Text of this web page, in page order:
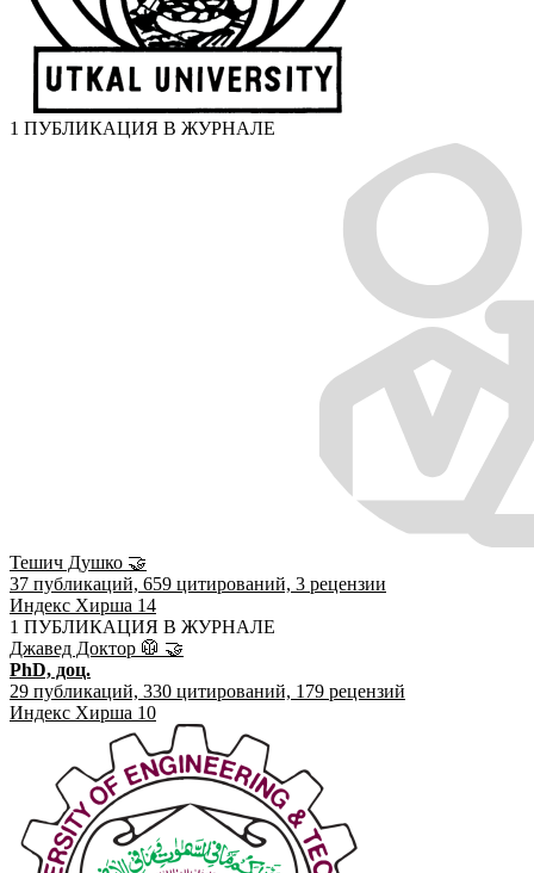
1 ПУБЛИКАЦИЯ В ЖУРНАЛЕ
Тешич Душко 🤝
37 публикаций, 659 цитирований, 3 рецензии
Индекс Хирша 14
1 ПУБЛИКАЦИЯ В ЖУРНАЛЕ
Джавед Доктор 🥼 🤝
PhD, доц.
29 публикаций, 330 цитирований, 179 рецензий
Индекс Хирша 10